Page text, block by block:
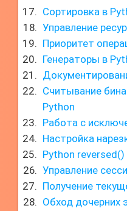
Сортировка в
Управление
Приоритет
Генераторы в
Считывание
Python
Работа с
Настройка
Python reversed()
Управление
Получение
Обход дочерних